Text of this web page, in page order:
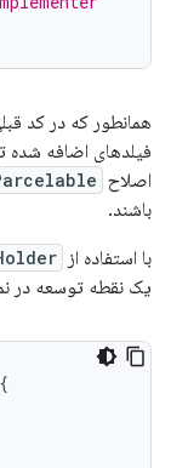
همانطور که در کد
فیلدهای اضافه شده
اصلاح
باشند.
با استفاده از
یک نقطه توسعه در